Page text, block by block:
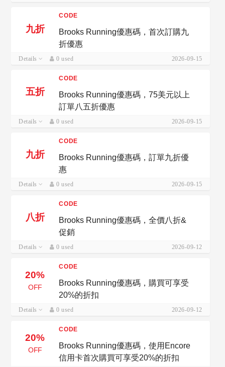
九折
CODE
Brooks Running優惠碼，首次訂購九
折優惠
Details 0 used 2026-09-15
五折
CODE
Brooks Running優惠碼，75美元以上
訂單八五折優惠
Details 0 used 2026-09-15
九折
CODE
Brooks Running優惠碼，訂單九折優
惠
Details 0 used 2026-09-15
八折
CODE
Brooks Running優惠碼，全價八折&
促銷
Details 0 used 2026-09-12
20%
OFF
CODE
Brooks Running優惠碼，購買可享受
20%的折扣
Details 0 used 2026-09-12
20%
OFF
CODE
Brooks Running優惠碼，使用Encore
信用卡首次購買可享受20%的折扣